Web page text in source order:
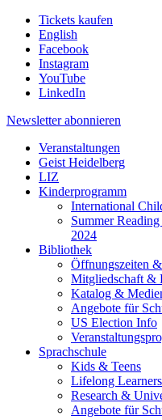
Tickets kaufen
English
Facebook
Instagram
YouTube
LinkedIn
Newsletter abonnieren
Veranstaltungen
Geist Heidelberg
LIZ
Kinderprogramm
International
Summer
2024
Bibliothek
Öffnungszeiten
Mitgliedschaft &
Katalog &
Angebote für
US Election Info
Sprachschule
Kids & Teens
Lifelong Learners
Research &
Angebote für